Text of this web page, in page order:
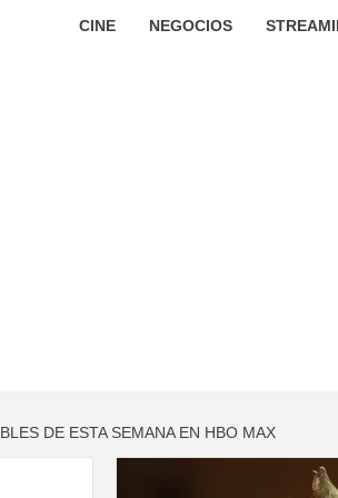
CINE NEGOCIOS
DE ESTA SEMANA EN HBO MAX